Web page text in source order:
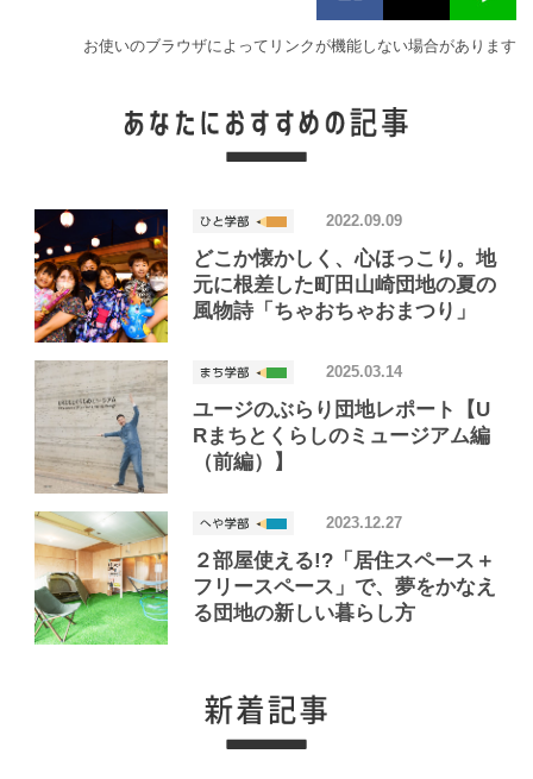
お使いのブラウザによってリンクが機能しない場合があります
どこか懐かしく、心ほっこり。地
元に根差した町田山崎団地の夏の
風物詩「ちゃおちゃおまつり」
2022.09.09
ユージのぶらり団地レポート【U
Rまちとくらしのミュージアム編
（前編）】
2025.03.14
２部屋使える!?「居住スペース＋
フリースペース」で、夢をかなえ
る団地の新しい暮らし方
2023.12.27